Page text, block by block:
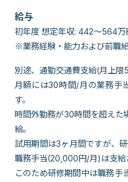
給与
初年度 想定年収: 442～564万
※業務経験・能力および前職
別途、通勤交通費支給(月上
月額には30時間/月の業務手
す。
時間外勤務が30時間を超えた
給。
試用期間は3ヶ月間ですが、
職務手当(20,000円/月)は支給
このため研修期間中は職務手